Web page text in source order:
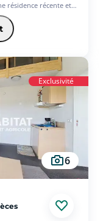
résidence récente et
WC séparé, une
donnant accès à un
Charges annuelles
est exposé sont
Exclusivité
6